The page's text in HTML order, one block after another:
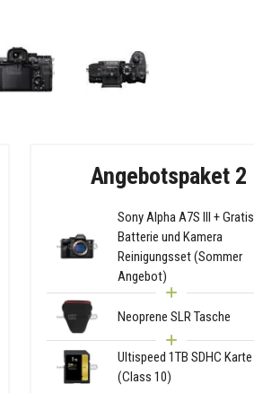
Angebotspaket 2
Sony Alpha A7S III + Gratis
Batterie und Kamera
Reinigungsset (Sommer
Angebot)
Neoprene SLR Tasche
Ultispeed 1TB SDHC Karte
(Class 10)